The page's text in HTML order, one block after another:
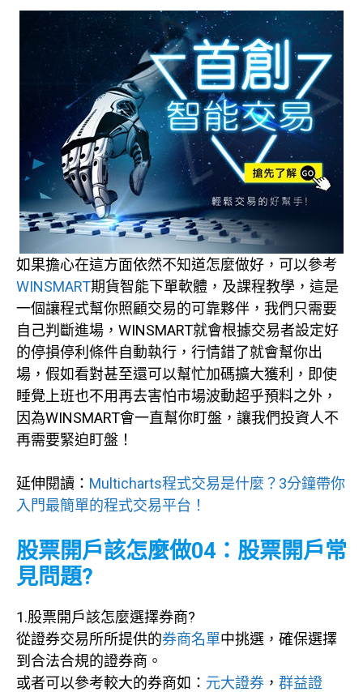
如果擔心在這方面依然不知道怎麼做好，可以參考
WINSMART期貨智能下單軟體，及課程教學，這是
一個讓程式幫你照顧交易的可靠夥伴，我們只需要
自己判斷進場，WINSMART就會根據交易者設定好
的停損停利條件自動執行，行情錯了就會幫你出
場，假如看對甚至還可以幫忙加碼擴大獲利，即使
睡覺上班也不用再去害怕市場波動超乎預料之外，
因為WINSMART會一直幫你盯盤，讓我們投資人不
再需要緊迫盯盤！
延伸閱讀： Multicharts程式交易是什麼？3分鐘帶你
入門最簡單的程式交易平台！
股票開戶該怎麼做04：股票開戶常
見問題?
1.股票開戶該怎麼選擇券商?
從證券交易所所提供的券商名單中挑選，確保選擇
到合法合規的證券商。
或者可以參考較大的券商如： 元大證券 ， 群益證